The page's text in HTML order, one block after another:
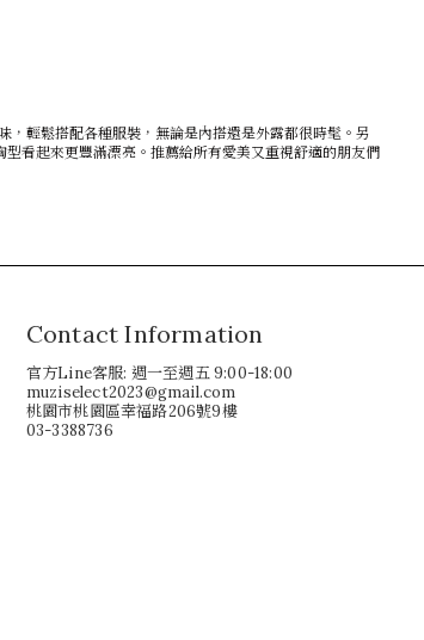
輕鬆搭配各種服裝，無論是內搭還是外露都很時髦。另
看起來更豐滿漂亮。推薦給所有愛美又重視舒適的朋友們
Contact Information
官方Line客服: 週一至週五 9:00-18:00
muziselect2023@gmail.com
桃園市桃園區幸福路206號9樓
03-3388736